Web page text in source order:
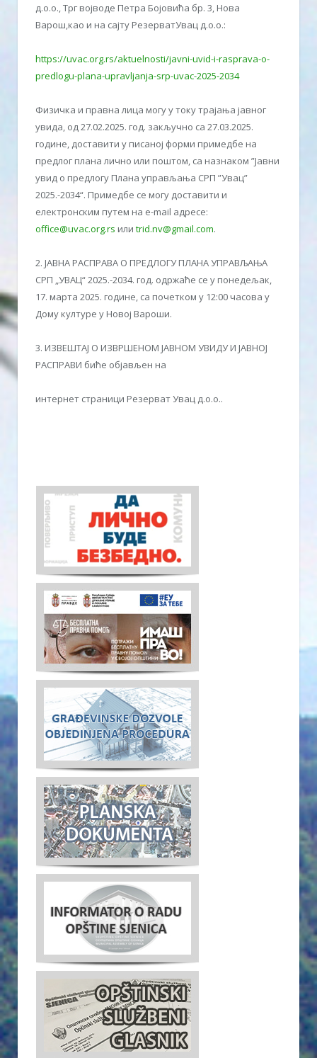
д.о.о., Трг војводе Петра Бојовића бр. 3, Нова
Варош,као и на сајту РезерватУвац д.о.о.:
https://uvac.org.rs/aktuelnosti/javni-uvid-i-rasprava-o-
predlogu-plana-upravljanja-srp-uvac-2025-2034
Физичка и правна лица могу у току трајања јавног
увида, од 27.02.2025. год. закључно са 27.03.2025.
године, доставити у писаној форми примедбе на
предлог плана лично или поштом, са назнаком ”Јавни
увид о предлогу Плана управљања СРП ”Увац”
2025.-2034“. Примедбе се могу доставити и
електронским путем на e-mail aдресе:
office@uvac.org.rs или trid.nv@gmail.com.
2. ЈАВНА РАСПРАВА О ПРЕДЛОГУ ПЛАНА УПРАВЉАЊА
СРП „УВАЦ“ 2025.-2034. год. одржаће се у понедељак,
17. марта 2025. године, са почетком у 12:00 часова у
Дому културе у Новој Вароши.
3. ИЗВЕШТАЈ О ИЗВРШЕНОМ ЈАВНОМ УВИДУ И ЈАВНОЈ
РАСПРАВИ биће објављен на
интернет страници Резерват Увац д.о.о..